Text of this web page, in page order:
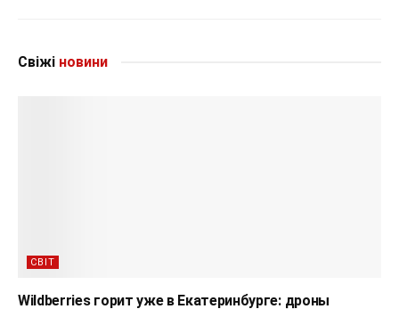
Свіжі новини
СВІТ
Wildberries горит уже в Екатеринбурге: дроны